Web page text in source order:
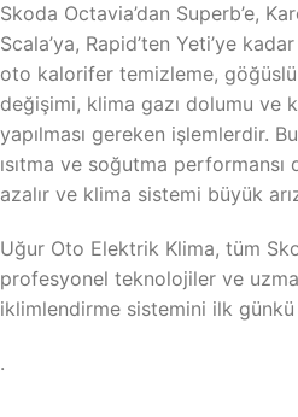
Skoda Octavia’dan Superb’e,
Scala’ya, Rapid’ten Yeti’ye
oto kalorifer temizleme,
değişimi, klima gazı dolumu ve
yapılması gereken işlemlerdir.
ısıtma ve soğutma performansı
azalır ve klima sistemi büyük
Uğur Oto Elektrik Klima, tüm
profesyonel teknolojiler ve
iklimlendirme sistemini ilk
.